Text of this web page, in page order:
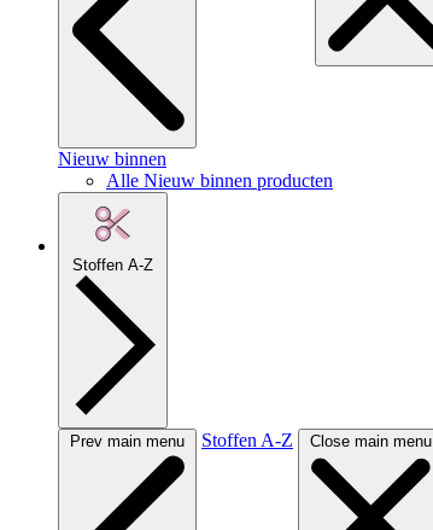
Nieuw binnen
Alle Nieuw binnen producten
Stoffen A-Z
Prev main menu Stoffen A-Z Close main menu